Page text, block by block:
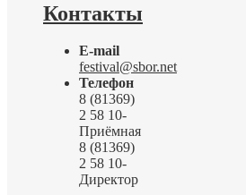
Контакты
E-mail
festival@sbor.net
Телефон
8 (81369)
2 58 10-
Приёмная
8 (81369)
2 58 10-
Директор